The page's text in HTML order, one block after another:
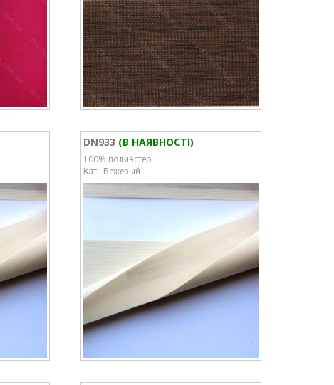
DN933 (В НАЯВНОСТІ)
100% полиэстер
Кат.: Бежевый